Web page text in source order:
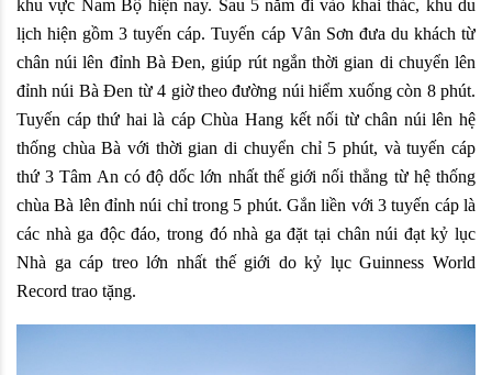
khu vực Nam Bộ hiện nay. Sau 5 năm đi vào khai thác, khu du
lịch hiện gồm 3 tuyến cáp. Tuyến cáp Vân Sơn đưa du khách từ
chân núi lên đỉnh Bà Đen, giúp rút ngắn thời gian di chuyển lên
đỉnh núi Bà Đen từ 4 giờ theo đường núi hiểm xuống còn 8 phút.
Tuyến cáp thứ hai là cáp Chùa Hang kết nối từ chân núi lên hệ
thống chùa Bà với thời gian di chuyển chỉ 5 phút, và tuyến cáp
thứ 3 Tâm An có độ dốc lớn nhất thế giới nối thẳng từ hệ thống
chùa Bà lên đỉnh núi chỉ trong 5 phút. Gắn liền với 3 tuyến cáp là
các nhà ga độc đáo, trong đó nhà ga đặt tại chân núi đạt kỷ lục
Nhà ga cáp treo lớn nhất thế giới do kỷ lục Guinness World
Record trao tặng.